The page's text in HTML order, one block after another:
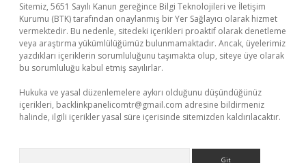
Sitemiz, 5651 Sayılı Kanun gereğince Bilgi Teknolojileri ve İletişim
Kurumu (BTK) tarafından onaylanmış bir Yer Sağlayıcı olarak hizmet
vermektedir. Bu nedenle, sitedeki içerikleri proaktif olarak denetleme
veya araştırma yükümlülüğümüz bulunmamaktadır. Ancak, üyelerimiz
yazdıkları içeriklerin sorumluluğunu taşımakta olup, siteye üye olarak
bu sorumluluğu kabul etmiş sayılırlar.
Hukuka ve yasal düzenlemelere aykırı olduğunu düşündüğünüz
içerikleri, backlinkpanelicomtr@gmail.com adresine bildirmeniz
halinde, ilgili içerikler yasal süre içerisinde sitemizden kaldırılacaktır.